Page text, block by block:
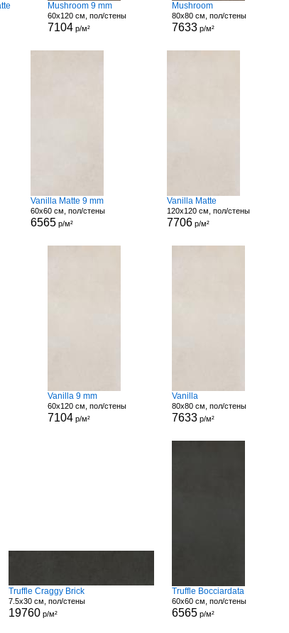
Mushroom 9 mm
60x120 см, пол/стены
7104р/м²
Mushroom
80x80 см, пол/стены
7633 р/м²
Vanilla Matte 9 mm
60x60 см, пол/стены
6565 р/м²
Vanilla Matte
120x120 см, пол/стены
7706р/м²
Vanilla 9 mm
60x120 см, пол/стены
7104р/м²
Vanilla
80x80 см, пол/стены
7633 р/м²
Truffle Craggy Brick
7.5x30 см, пол/стены
19760р/м²
Truffle Bocciardata
60x60 см, пол/стены
6565 р/м²